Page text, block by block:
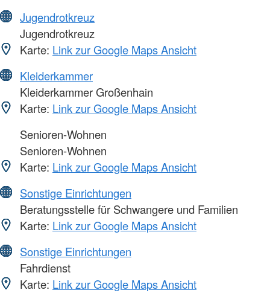
Jugendrotkreuz
Jugendrotkreuz
Karte: Link zur Google Maps Ansicht
Kleiderkammer
Kleiderkammer Großenhain
Karte: Link zur Google Maps Ansicht
Senioren-Wohnen
Senioren-Wohnen
Karte: Link zur Google Maps Ansicht
Sonstige Einrichtungen
Beratungsstelle für Schwangere und Familien
Karte: Link zur Google Maps Ansicht
Sonstige Einrichtungen
Fahrdienst
Karte: Link zur Google Maps Ansicht